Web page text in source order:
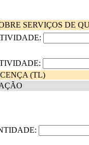
SERVIÇOS DE
(TL)